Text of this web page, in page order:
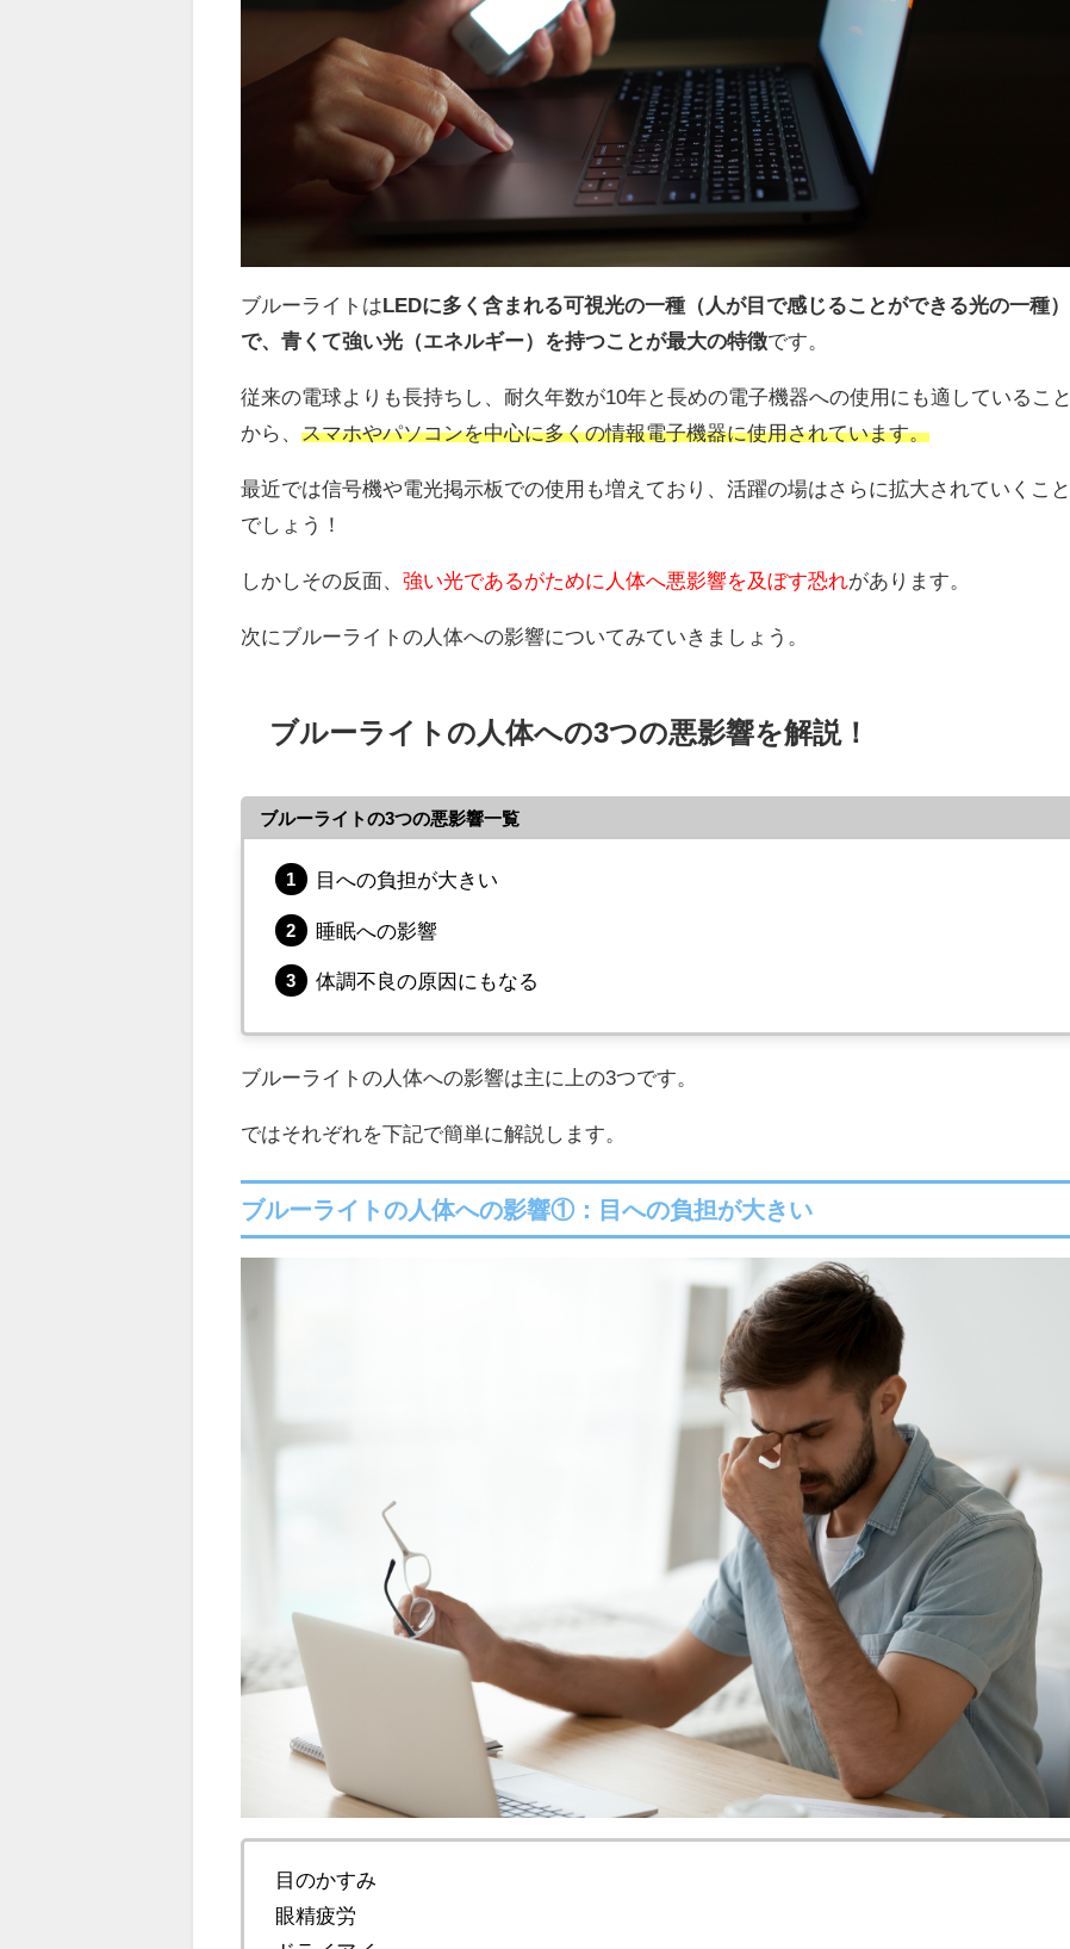
ブルーライトはLEDに多く含まれる可視光の一種（人が目で感じることができる光の一種）
で、青くて強い光（エネルギー）を持つことが最大の特徴です。
従来の電球よりも長持ちし、耐久年数が10年と長めの電子機器への使用にも適していること
から、スマホやパソコンを中心に多くの情報電子機器に使用されています。
最近では信号機や電光掲示板での使用も増えており、活躍の場はさらに拡大されていくこと
でしょう！
しかしその反面、強い光であるがために人体へ悪影響を及ぼす恐れ があります。
次にブルーライトの人体への影響についてみていきましょう。
ブルーライトの人体への3つの悪影響を解説！
ブルーライトの3つの悪影響一覧
目への負担が大きい
睡眠への影響
体調不良の原因にもなる
ブルーライトの人体への影響は主に上の3つです。
ではそれぞれを下記で簡単に解説します。
ブルーライトの人体への影響①：目への負担が大きい
目のかすみ
眼精疲労